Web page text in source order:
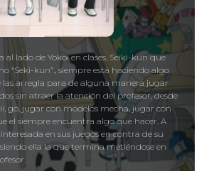
al lado de Yokoi en clases, Seiki-kun que
“Seki-kun”., siempre está haciendo algo
las arregla para de alguna manera jugar
sin atraer la atención del profesor, desde
go, jugar con modelos mecha, jugar con
el siempre encuentra algo que hacer. A
en sus juegos en contra de su
ella la que termina metiéndose en